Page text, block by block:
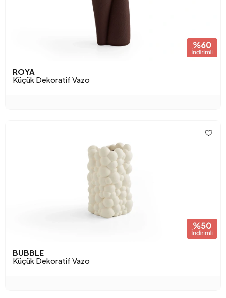
ROYA
Küçük Dekoratif Vazo
BUBBLE
Küçük Dekoratif Vazo